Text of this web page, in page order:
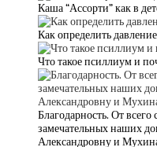
Каша “Ассорти” как в
Как определить
Что такое псиллиум и
Благодарность. От
замечательных наших
Александровну и